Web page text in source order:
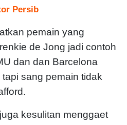
Persib
pemain yang
de Jong jadi contoh
dan dan Barcelona
sang pemain tidak
kesulitan menggaet